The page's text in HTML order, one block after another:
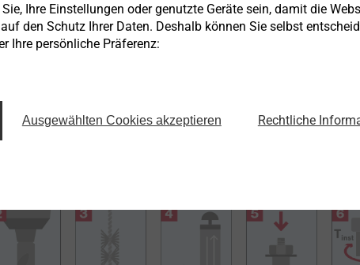
erstellt werden. Dabei dient bei der
als Bohrschablone. Es wird als erstes positioniert, um die
durch das Anbauteil hindurch im Untergrund installiert.
Ihre Einstellungen oder genutzte Geräte sein, damit die
den Schutz Ihrer Daten. Deshalb können Sie selbst
Ihre persönliche Präferenz:
Ausgewählten Cookies akzeptieren Rechtliche